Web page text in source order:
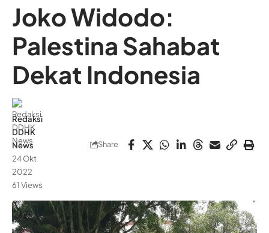
Joko Widodo:
Palestina Sahabat
Dekat Indonesia
Redaksi
DDHK
News
24 Okt
2022
61 Views
Share